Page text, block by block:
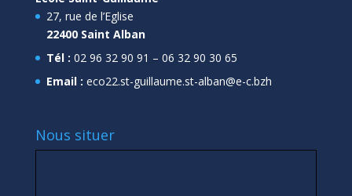
27, rue de l’Eglise
22400 Saint Alban
Tél : 02 96 32 90 91 – 06 32 90 30 65
Email : eco22.st-guillaume.st-alban@e-c.bzh
Nous situer